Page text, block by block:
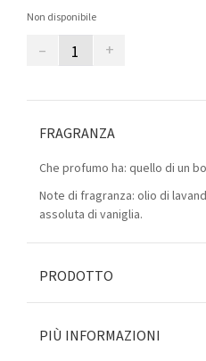
Non disponibile
– +
FRAGRANZA
Che profumo ha: quello di un
Note di fragranza: olio di
assoluta di vaniglia.
PRODOTTO
PIÙ INFORMAZIONI